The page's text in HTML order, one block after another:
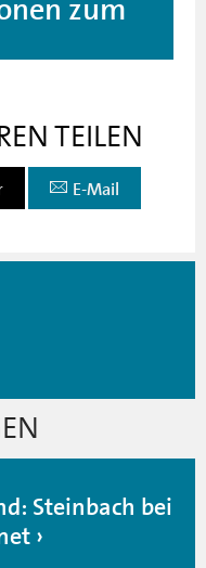
zum
TEILEN
E-Mail
Steinbach bei